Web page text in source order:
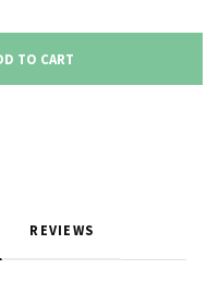
TO CART
REVIEWS